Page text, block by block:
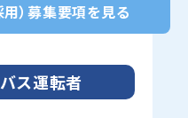
）募集要項を見る
ス運転者